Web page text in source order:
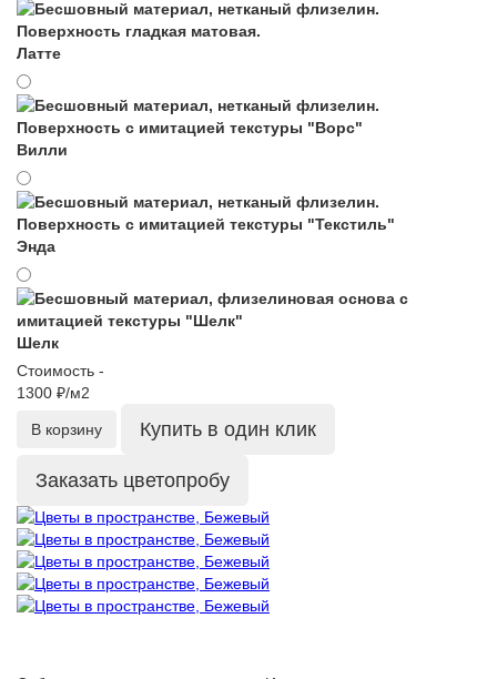
Латте
Вилли
Энда
Шелк
Стоимость -
1300 ₽/м2
В корзину Купить в один клик
Заказать цветопробу